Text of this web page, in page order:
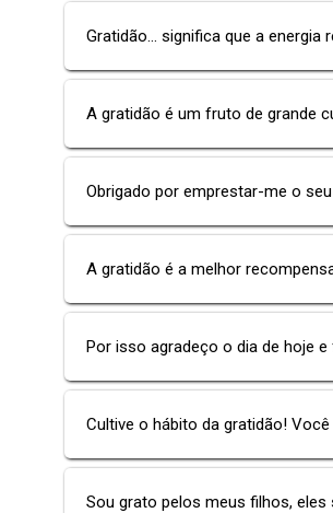
Gratidão... significa que a energia
A gratidão é um fruto de grande
Obrigado por emprestar-me o
A gratidão é a melhor
Por isso agradeço o dia de hoje
Cultive o hábito da gratidão!
Sou grato pelos meus filhos,